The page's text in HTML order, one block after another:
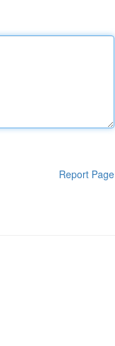
Report Page